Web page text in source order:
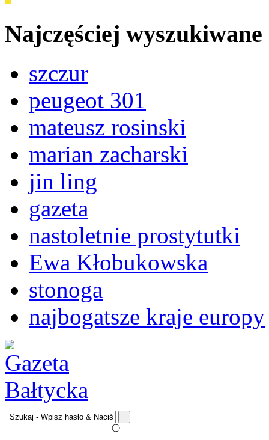
Najczęściej wyszukiwane
szczur
peugeot 301
mateusz rosinski
marian zacharski
jin ling
gazeta
nastoletnie prostytutki
Ewa Kłobukowska
stonoga
najbogatsze kraje europy